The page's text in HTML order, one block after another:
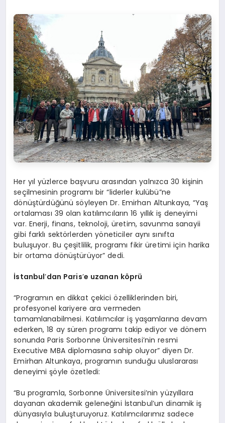
Her yıl yüzlerce başvuru arasından yalnızca 30 kişinin
seçilmesinin programı bir “liderler kulübü”ne
dönüştürdüğünü söyleyen Dr. Emirhan Altunkaya, “Yaş
ortalaması 39 olan katılımcıların 16 yıllık iş deneyimi
var. Enerji, finans, teknoloji, üretim, savunma sanayii
gibi farklı sektörlerden yöneticiler aynı sınıfta
buluşuyor. Bu çeşitlilik, programı fikir üretimi için harika
bir ortama dönüştürüyor” dedi.
İstanbul’dan Paris’e uzanan köprü
“Programın en dikkat çekici özelliklerinden biri,
profesyonel kariyere ara vermeden
tamamlanabilmesi. Katılımcılar iş yaşamlarına devam
ederken, 18 ay süren programı takip ediyor ve dönem
sonunda Paris Sorbonne Üniversitesi’nin resmi
Executive MBA diplomasına sahip oluyor” diyen Dr.
Emirhan Altunkaya, programın sunduğu uluslararası
deneyimi şöyle özetledi:
“Bu programla, Sorbonne Üniversitesi’nin yüzyıllara
dayanan akademik geleneğini İstanbul’un dinamik iş
dünyasıyla buluşturuyoruz. Katılımcılarımız sadece